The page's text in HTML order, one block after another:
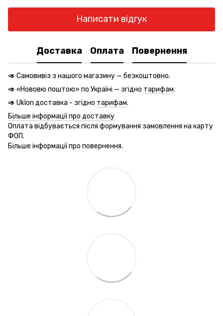
Написати відгук
Доставка Оплата Повернення
🥑 Самовивіз з нашого магазину — безкоштовно.
🥑 «Нововю поштою» по Україні — згідно тарифам.
🥑 Uklon доставка - згідно тарифам.
Більше інформації про доставку
Оплата відбувається після формування замовлення на карту
ФОП.
Більше інформації про повернення.